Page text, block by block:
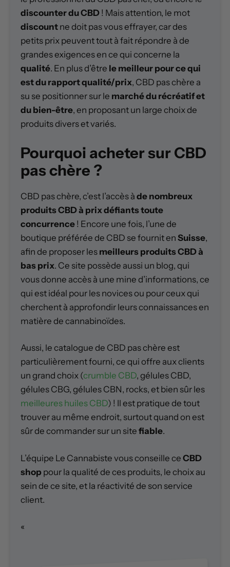
discounter du CBD ! Mais attention, le mot
discount ne doit pas vous effrayer, car des
petits prix peuvent tout à fait répondre à de
grandes exigences en ce qui concerne la
qualité. En plus d’être le meilleur pour ce qui
est du rapport qualité/prix, CBD pas chère a
su se positionner sur le marché du récréatif et
du bien-être, en proposant un large choix de
produits divers et variés.
Pourquoi acheter sur CBD
pas chère ?
CBD pas chère, c’est l’accès à de nombreux
produits CBD à prix défiants toute
concurrence ! Encore une fois, l’une de
boutique préférée de CBD se fournit en Suisse,
afin de proposer les meilleurs produits CBD à
bas prix. Ce site possède aussi un blog, qui
vous donne accès à une mine d’informations, ce
qui est idéal pour les novices ou pour ceux qui
cherchent à approfondir leurs connaissances en
matière de cannabinoïdes.
Aussi, le catalogue de CBD pas chère est
particulièrement fourni, ce qui offre aux clients
un grand choix (crumble CBD, gélules CBD,
gélules CBG, gélules CBN, rocks, et bien sûr les
meilleures huiles CBD) ! Il est pratique de tout
trouver au même endroit, surtout quand on est
sûr de commander sur un site fiable.
L’équipe Le Cannabiste vous conseille ce CBD
shop pour la qualité de ces produits, le choix au
sein de ce site, et la réactivité de son service
client.
«